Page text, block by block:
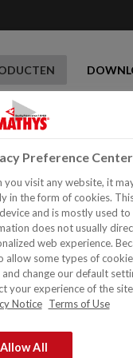
Preference Center
you visit any website, it
in the form of cookies.
and is mostly used
does not usually
web experience.
allow some types of
change our default
your experience of the
Notice Terms of Use
Allow All